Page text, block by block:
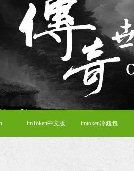
imToken中文版 imtoken冷錢包